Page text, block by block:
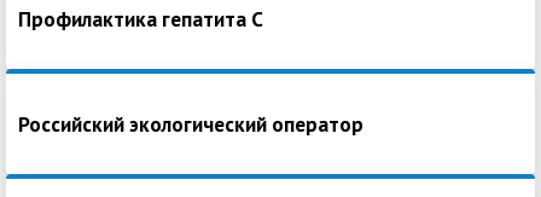
Профилактика гепатита С
Российский экологический оператор